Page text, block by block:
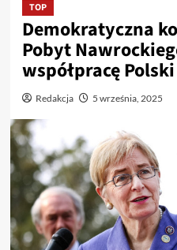
TOP
Demokratyczna
Pobyt
współpracę
Redakcja 5 września, 2025